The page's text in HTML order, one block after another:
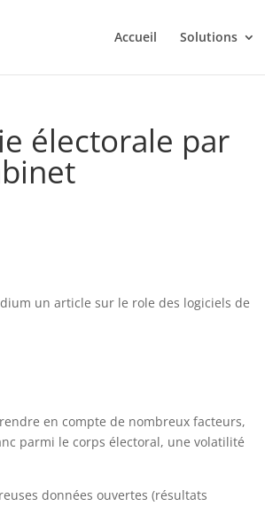
Accueil Solutions
électorale par
un article sur le role des logiciels de
en compte de nombreux facteurs,
parmi le corps électoral, une volatilité
données ouvertes (résultats